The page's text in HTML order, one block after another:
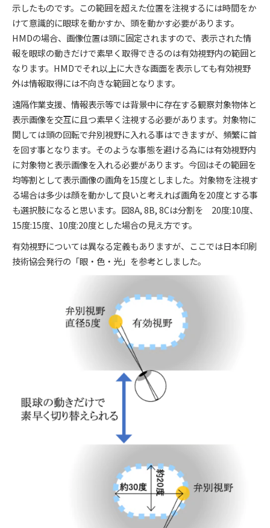
示したものです。この範囲を超えた位置を注視するには時間をか
けて意識的に眼球を動かすか、頭を動かす必要があります。
HMDの場合、画像位置は頭に固定されますので、表示された情
報を眼球の動きだけで素早く取得できるのは有効視野内の範囲と
なります。HMDでそれ以上に大きな画面を表示しても有効視野
外は情報取得には不向きな範囲となります。
遠隔作業支援、情報表示等では背景中に存在する観察対象物体と
表示画像を交互に且つ素早く注視する必要があります。対象物に
関しては頭の回転で弁別視野に入れる事はできますが、頻繁に首
を回す事となります。そのような事態を避ける為には有効視野内
に対象物と表示画像を入れる必要があります。今回はその範囲を
均等割として表示画像の画角を15度としました。対象物を注視す
る場合は多少は顔を動かして良いと考えれば画角を20度とする事
も選択肢になると思います。図8A, 8B, 8Cは分割を 20度:10度、
15度:15度、10度:20度とした場合の見え方です。
有効視野については異なる定義もありますが、ここでは日本印刷
技術協会発行の「眼・色・光」を参考としました。